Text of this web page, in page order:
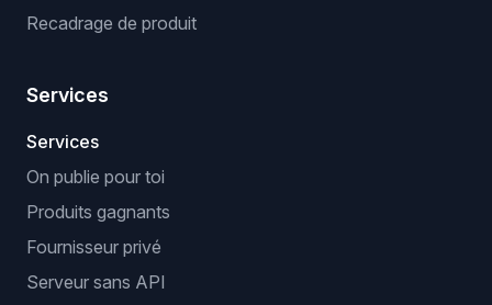
Recadrage de produit
Services
Services
On publie pour toi
Produits gagnants
Fournisseur privé
Serveur sans API